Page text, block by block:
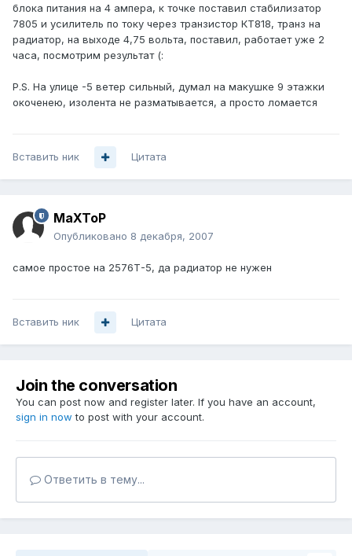
блока питания на 4 ампера, к точке поставил стабилизатор
7805 и усилитель по току через транзистор КТ818, транз на
радиатор, на выходе 4,75 вольта, поставил, работает уже 2
часа, посмотрим результат (:
P.S. На улице -5 ветер сильный, думал на макушке 9 этажки
окоченею, изолента не разматывается, а просто ломается
Вставить ник Цитата
MaXToP
Опубликовано 8 декабря, 2007
самое простое на 2576Т-5, да радиатор не нужен
Вставить ник Цитата
Join the conversation
You can post now and register later. If you have an account,
sign in now to post with your account.
Ответить в тему...